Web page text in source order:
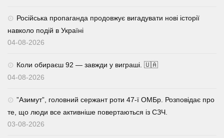
Російська пропаганда продовжує вигадувати нові історії
навколо подій в Україні
04-08-2026
Коли обираєш 92 — завжди у виграші. 🇺🇦
04-08-2026
⁨”Азимут”, головний сержант роти 47-ї ОМБр. Розповідає про
те, що люди все активніше повертаються із СЗЧ.
03-08-2026